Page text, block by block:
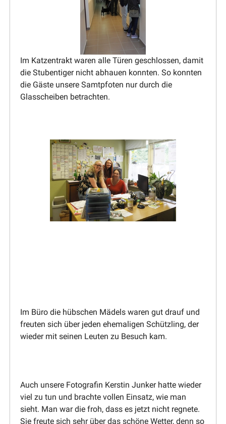
Im Katzen­trakt waren alle Türen geschlossen, damit
die Stuben­tiger nicht abhauen konnten. So konnten
die Gäste unsere Samtpfoten nur durch die
Glasscheiben betrachten.
Im Büro die hübschen Mädels waren gut drauf und
freuten sich über jeden ehema­ligen Schützling, der
wieder mit seinen Leuten zu Besuch kam.
Auch unsere Fotografin Kerstin Junker hatte wieder
viel zu tun und brachte vollen Einsatz, wie man
sieht. Man war die froh, dass es jetzt nicht regnete.
Sie freute sich sehr über das schöne Wetter, denn so